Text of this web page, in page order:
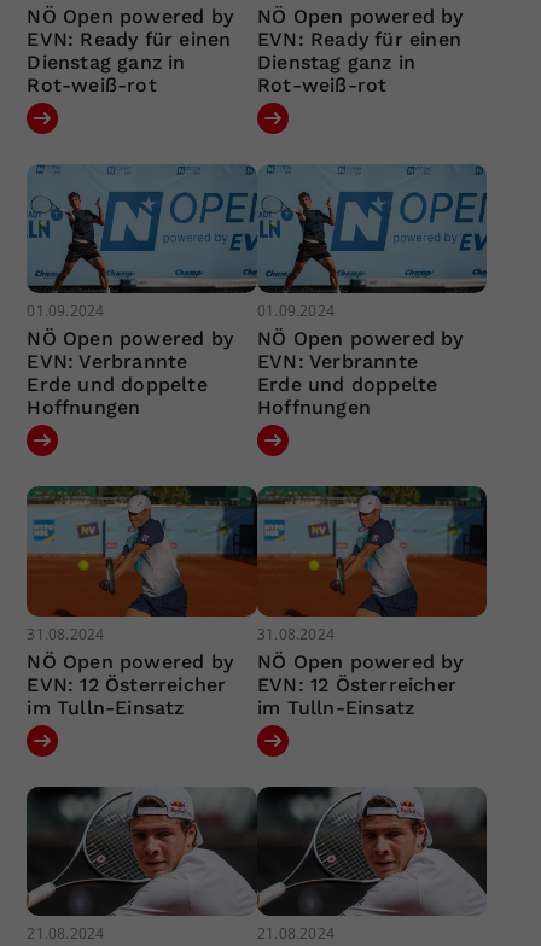
NÖ Open powered by
EVN: Ready für einen
Dienstag ganz in
Rot-weiß-rot
NÖ Open powered by
EVN: Ready für einen
Dienstag ganz in
Rot-weiß-rot
01.09.2024
NÖ Open powered by
EVN: Verbrannte
Erde und doppelte
Hoffnungen
01.09.2024
NÖ Open powered by
EVN: Verbrannte
Erde und doppelte
Hoffnungen
31.08.2024
NÖ Open powered by
EVN: 12 Österreicher
im Tulln-Einsatz
31.08.2024
NÖ Open powered by
EVN: 12 Österreicher
im Tulln-Einsatz
21.08.2024 21.08.2024